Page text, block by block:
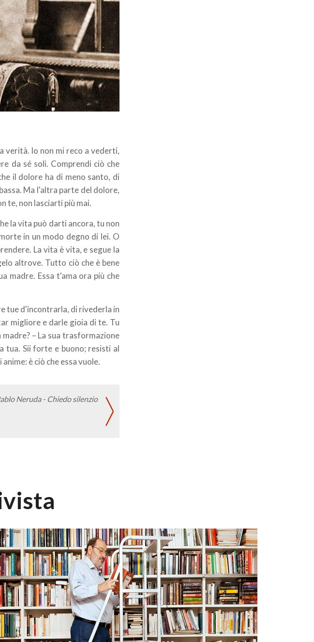
verità. Io non mi reco a vederti,
da sé soli. Comprendi ciò che
il dolore ha di meno santo, di
Ma l'altra parte del dolore,
te, non lasciarti più mai.
la vita può darti ancora, tu non
in un modo degno di lei. O
La vita è vita, e segue la
altrove. Tutto ciò che è bene
madre. Essa t'ama ora più che
tue d'incontrarla, di rivederla in
migliore e darle gioia di te. Tu
– La sua trasformazione
tua. Sii forte e buono; resisti al
è ciò che essa vuole.
Neruda - Chiedo silenzio